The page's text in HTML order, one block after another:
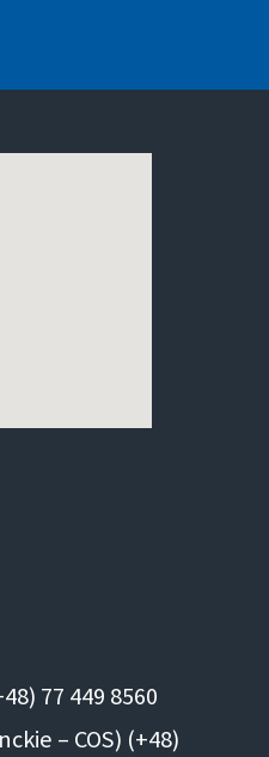
77 449 8560
– COS) (+48)